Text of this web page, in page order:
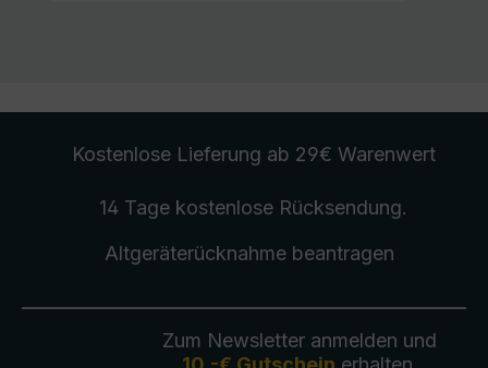
Kostenlose Lieferung ab 29€ Warenwert
14 Tage kostenlose Rücksendung.
Altgeräterücknahmebeantragen
Zum Newsletter anmelden und